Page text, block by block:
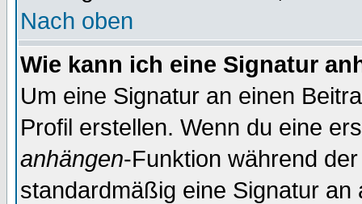
Nach oben
Wie kann ich eine Signatur
Um eine Signatur an einen
Profil erstellen. Wenn du eine
anhängen-Funktion während
standardmäßig eine Signatur